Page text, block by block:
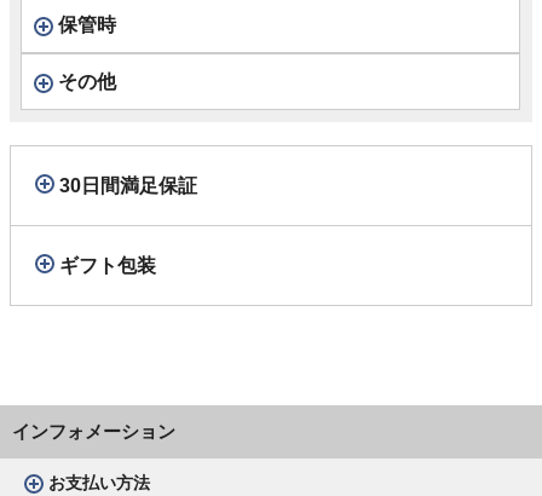
保管時
その他
30日間満足保証
ギフト包装
インフォメーション
お支払い方法